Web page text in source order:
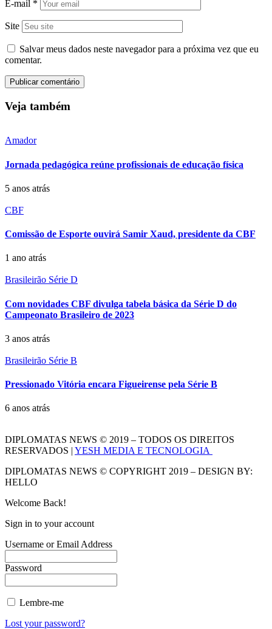
E-mail *
Site
Salvar meus dados neste navegador para a próxima vez que eu
comentar.
Veja também
Amador
Jornada pedagógica reúne profissionais de educação física
5 anos atrás
CBF
Comissão de Esporte ouvirá Samir Xaud, presidente da CBF
1 ano atrás
Brasileirão Série D
Com novidades CBF divulga tabela básica da Série D do
Campeonato Brasileiro de 2023
3 anos atrás
Brasileirão Série B
Pressionado Vitória encara Figueirense pela Série B
6 anos atrás
DIPLOMATAS NEWS © 2019 – TODOS OS DIREITOS
RESERVADOS | YESH MEDIA E TECNOLOGIA
DIPLOMATAS NEWS © COPYRIGHT 2019 – DESIGN BY:
HELLO
Welcome Back!
Sign in to your account
Username or Email Address
Password
Lembre-me
Lost your password?